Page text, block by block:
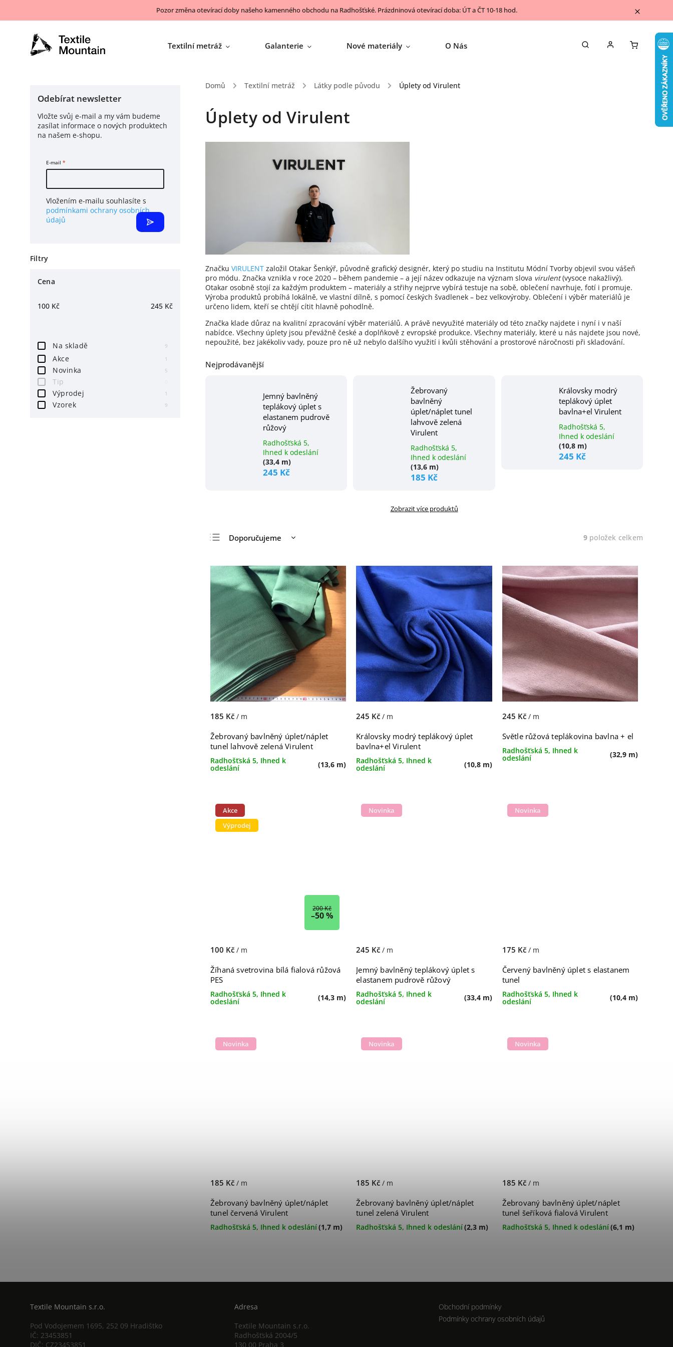
Pozor změna otevírací doby našeho kamenného obchodu na Radhošťské. Prázdninová otevírací doba: ÚT a ČT 10-18 hod.
Textilní metráž Galanterie Nové materiály O Nás Kontakty Blog
Domů / Textilní metráž / Látky podle původu / Úplety od Virulent
Odebírat newsletter
Vložte svůj e-mail a my vám budeme
zasílat informace o nových produktech
na našem e-shopu.
E-mail
Vložením e-mailu souhlasíte s
podmínkami ochrany osobních
údajů
Filtry
Cena
100 Kč 245 Kč
Na skladě 9
Akce 1
Novinka 5
Tip
Výprodej 1
Vzorek 9
Úplety od Virulent
Značku VIRULENT založil Otakar Šenkýř, původně grafický designér, který po studiu na Institutu Módní Tvorby objevil svou vášeň
pro módu. Značka vznikla v roce 2020 – během pandemie – a její název odkazuje na význam slova virulent(vysoce nakažlivý).
Otakar osobně stojí za každým produktem – materiály a střihy nejprve vybírá testuje na sobě, oblečení navrhuje, fotí i promuje.
Výroba produktů probíhá lokálně, ve vlastní dílně, s pomocí českých švadlenek – bez velkovýroby. Oblečení i výběr materiálů je
určeno lidem, kteří se chtějí cítit hlavně pohodlně.
Značka klade důraz na kvalitní zpracování výběr materiálů. A právě nevyužité materiály od této značky najdete i nyní i v naší
nabídce. Všechny úplety jsou převážně české a doplňkově z evropské produkce. Všechny materiály, které u nás najdete jsou nové,
nepoužité, bez jakékoliv vady, pouze pro ně už nebylo dalšího využití i kvůli stěhování a prostorové náročnosti při skladování.
Nejprodávanější
Jemný bavlněný
teplákový úplet s
elastanem pudrově
růžový
Radhošťská 5,
Ihned k odeslání
(33,4 m)
245 Kč
Žebrovaný
bavlněný
úplet/náplet tunel
lahvově zelená
Virulent
Radhošťská 5,
Ihned k odeslání
(13,6 m)
185 Kč
Královsky modrý
teplákový úplet
bavlna+el Virulent
Radhošťská 5,
Ihned k odeslání
(10,8 m)
245 Kč
Zobrazit více produktů
Doporučujeme
Nejdražší
Nejprodávanější
Abecedně
9 položek celkem
Žebrovaný bavlněný úplet/náplet
tunel lahvově zelená Virulent
Radhošťská 5, Ihned k
odeslání (13,6 m)
185 Kč / m
Královsky modrý teplákový úplet
bavlna+el Virulent
Radhošťská 5, Ihned k
odeslání (10,8 m)
245 Kč/ m
Světle růžová teplákovina bavlna + el
Radhošťská 5, Ihned k
odeslání (32,9 m)
245 Kč / m
Akce
Výprodej
200 Kč
–50 %
Žíhaná svetrovina bílá fialová růžová
PES
Radhošťská 5, Ihned k
odeslání (14,3 m)
100 Kč / m
Novinka
Jemný bavlněný teplákový úplet s
elastanem pudrově růžový
Radhošťská 5, Ihned k
odeslání (33,4 m)
245 Kč/ m
Novinka
Červený bavlněný úplet s elastanem
tunel
Radhošťská 5, Ihned k
odeslání (10,4 m)
175 Kč / m
Novinka
Žebrovaný bavlněný úplet/náplet
tunel červená Virulent
Radhošťská 5, Ihned k odeslání(1,7 m)
185 Kč / m
Novinka
Žebrovaný bavlněný úplet/náplet
tunel zelená Virulent
Radhošťská 5, Ihned k odeslání(2,3 m)
185 Kč/ m
Novinka
Žebrovaný bavlněný úplet/náplet
tunel šeříková fialová Virulent
Radhošťská 5, Ihned k odeslání(6,1 m)
185 Kč / m
Textile Mountain s.r.o.
Pod Vodojemem 1695, 252 09 Hradištko
IČ: 23453851
DIČ: CZ23453851
Adresa
Textile Mountain s.r.o.
Radhošťská 2004/5
130 00 Praha 3
Obchodní podmínky
Podmínky ochrany osobních údajů